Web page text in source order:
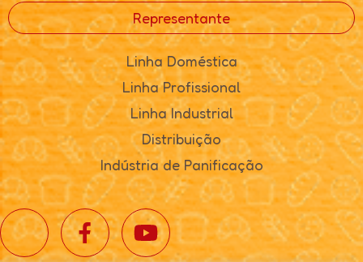
Representante
Linha Doméstica
Linha Profissional
Linha Industrial
Distribuição
Indústria de Panificação